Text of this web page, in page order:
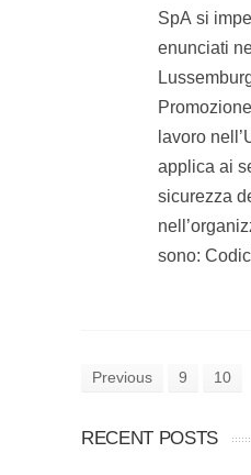
SpA si
enunciati
lavoro
applica ai
sicurezza
sono:
Previous 9 10
RECENT POSTS